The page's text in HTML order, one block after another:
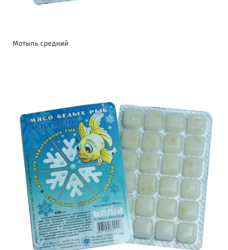
Мотыль средний